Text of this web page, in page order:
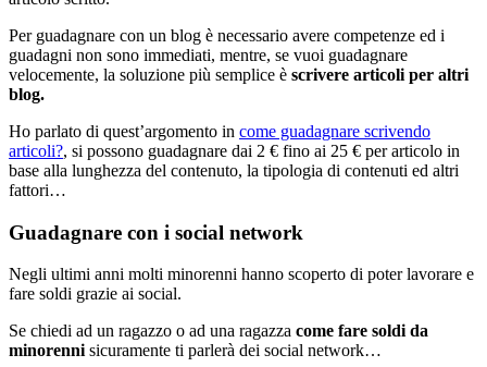
Per guadagnare con un blog è necessario avere competenze ed i
guadagni non sono immediati, mentre, se vuoi guadagnare
velocemente, la soluzione più semplice è scrivere articoli per altri
blog.
Ho parlato di quest’argomento in come guadagnare scrivendo
articoli?, si possono guadagnare dai 2 € fino ai 25 € per articolo in
base alla lunghezza del contenuto, la tipologia di contenuti ed altri
fattori…
Guadagnare con i social network
Negli ultimi anni molti minorenni hanno scoperto di poter lavorare e
fare soldi grazie ai social.
Se chiedi ad un ragazzo o ad una ragazza come fare soldi da
minorenni sicuramente ti parlerà dei social network…